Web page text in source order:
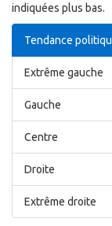
indiquées plus bas.
Tendance
Extrême gauche
Gauche
Centre
Droite
Extrême droite